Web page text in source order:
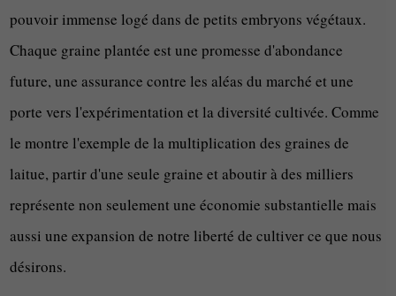
pouvoir immense logé dans de petits embryons végétaux.
Chaque graine plantée est une promesse d'abondance
future, une assurance contre les aléas du marché et une
porte vers l'expérimentation et la diversité cultivée. Comme
le montre l'exemple de la multiplication des graines de
laitue, partir d'une seule graine et aboutir à des milliers
représente non seulement une économie substantielle mais
aussi une expansion de notre liberté de cultiver ce que nous
désirons.